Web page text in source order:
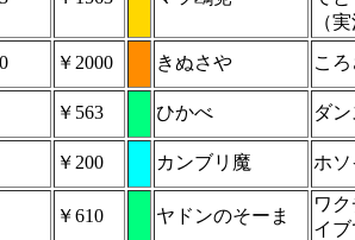
（
￥2000 きぬさや こ
￥563 ひかべ ダ
￥200 カンブリ魔 ホ
￥610 ヤドンのそーま
ワ
イ